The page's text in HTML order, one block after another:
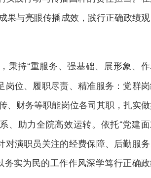
与亮眼传播成效，践行正确政绩观
秉持“重服务、强基础、展形象、
岗位、履职尽责、精准服务：党群
、财务等职能岗位各司其职，扎实
、助力全院高效运转。依托“党建
演职员关注的经费保障、后勤服务
实为民的工作作风深学笃行正确